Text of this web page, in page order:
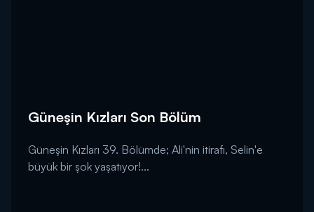
Güneşin Kızları Son Bölüm
Güneşin Kızları 39. Bölümde; Ali'nin itirafı, Selin'e
büyük bir şok yaşatıyor!...